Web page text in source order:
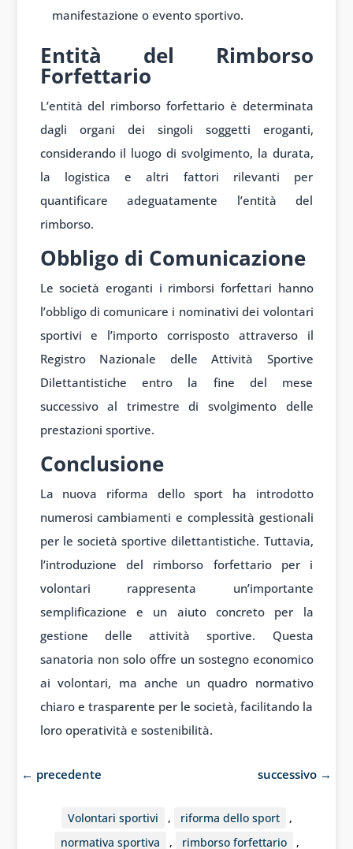
manifestazione o evento sportivo.
Entità del Rimborso
Forfettario
L’entità del rimborso forfettario è determinata
dagli organi dei singoli soggetti eroganti,
considerando il luogo di svolgimento, la durata,
la logistica e altri fattori rilevanti per
quantificare adeguatamente l’entità del
rimborso.
Obbligo di Comunicazione
Le società eroganti i rimborsi forfettari hanno
l’obbligo di comunicare i nominativi dei volontari
sportivi e l’importo corrisposto attraverso il
Registro Nazionale delle Attività Sportive
Dilettantistiche entro la fine del mese
successivo al trimestre di svolgimento delle
prestazioni sportive.
Conclusione
La nuova riforma dello sport ha introdotto
numerosi cambiamenti e complessità gestionali
per le società sportive dilettantistiche. Tuttavia,
l’introduzione del rimborso forfettario per i
volontari rappresenta un’importante
semplificazione e un aiuto concreto per la
gestione delle attività sportive. Questa
sanatoria non solo offre un sostegno economico
ai volontari, ma anche un quadro normativo
chiaro e trasparente per le società, facilitando la
loro operatività e sostenibilità.
← precedente successivo →
Volontari sportivi , riforma dello sport
,
normativa sportiva
, rimborso forfettario ,